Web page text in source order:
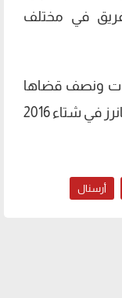
الفريق في مختلف
عن أرسنال بعد 8 سنوات ونصف قضاها
مع الفريق؛ إذ أنه انضم إلى صفوف الجانرز في شتاء 2016
أرسنال